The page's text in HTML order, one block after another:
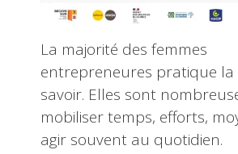
La majorité des femmes
entrepreneures pratique la
savoir. Elles sont
mobiliser temps, efforts,
agir souvent au quotidien.